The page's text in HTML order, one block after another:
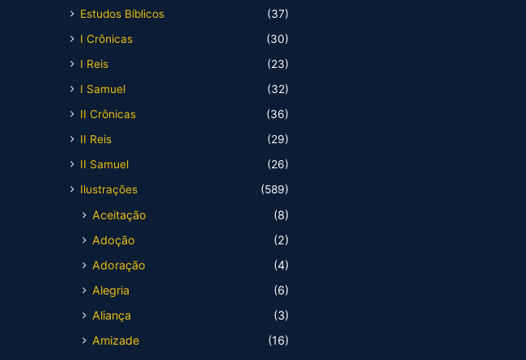
Estudos Bíblicos
(37)
I Crônicas
(30)
I Reis
(23)
I Samuel
(32)
II Crônicas
(36)
II Reis
(29)
II Samuel
(26)
Ilustrações
(589)
Aceitação
(8)
Adoção
(2)
Adoração
(4)
Alegria
(6)
Aliança
(3)
Amizade
(16)